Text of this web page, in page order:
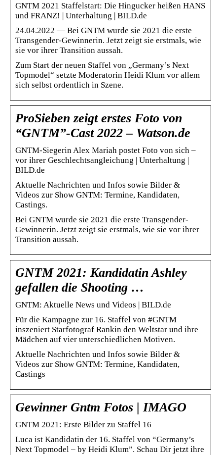
GNTM 2021 Staffelstart: Die Hingucker heißen HANS
und FRANZ! | Unterhaltung | BILD.de
24.04.2022 — Bei GNTM wurde sie 2021 die erste
Transgender-Gewinnerin. Jetzt zeigt sie erstmals, wie
sie vor ihrer Transition aussah.
Zum Start der neuen Staffel von „Germany’s Next
Topmodel“ setzte Moderatorin Heidi Klum vor allem
sich selbst ordentlich in Szene.
ProSieben zeigt erstes Foto von
“GNTM”-Cast 2022 – Watson.de
GNTM-Siegerin Alex Mariah postet Foto von sich –
vor ihrer Geschlechtsangleichung | Unterhaltung |
BILD.de
Aktuelle Nachrichten und Infos sowie Bilder &
Videos zur Show GNTM: Termine, Kandidaten,
Castings.
Bei GNTM wurde sie 2021 die erste Transgender-
Gewinnerin. Jetzt zeigt sie erstmals, wie sie vor ihrer
Transition aussah.
GNTM 2021: Kandidatin Ashley
gefallen die Shooting …
GNTM: Aktuelle News und Videos | BILD.de
Für die Kampagne zur 16. Staffel von #GNTM
inszeniert Starfotograf Rankin den Weltstar und ihre
Mädchen auf vier unterschiedlichen Motiven.
Aktuelle Nachrichten und Infos sowie Bilder &
Videos zur Show GNTM: Termine, Kandidaten,
Castings
Gewinner Gntm Fotos | IMAGO
GNTM 2021: Erste Bilder zu Staffel 16
Luca ist Kandidatin der 16. Staffel von “Germany’s
Next Topmodel – by Heidi Klum”. Schau Dir jetzt ihre